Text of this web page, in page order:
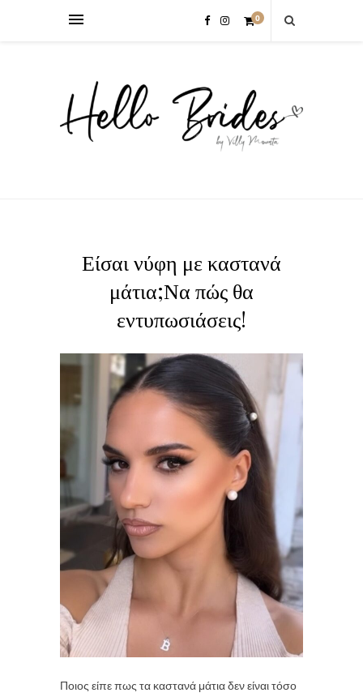
0
Είσαι νύφη με καστανά
μάτια;Να πώς θα
εντυπωσιάσεις!
Ποιος είπε πως τα καστανά μάτια δεν είναι τόσο